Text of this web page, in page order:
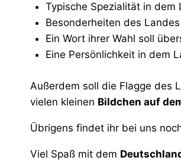
Typische Spezialität in dem
Besonderheiten des Landes
Ein Wort ihrer Wahl soll
Eine Persönlichkeit in dem
Außerdem soll die Flagge des
vielen kleinen Bildchen auf
Übrigens findet ihr bei uns
Viel Spaß mit dem